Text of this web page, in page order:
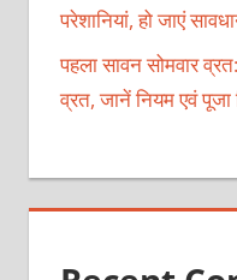
परेशानियां, हो जाएं
पहला सावन सोमवार
व्रत, जानें नियम एवं पूजा